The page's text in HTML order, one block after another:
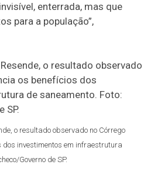
enterrada, mas que
para a população”,
o resultado observado no Córrego
dos investimentos em infraestrutura
Governo de SP.